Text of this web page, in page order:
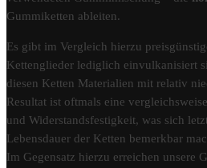
Gummiketten ableiten.
Es gibt im Vergleich hierzu
Kettenglieder lediglich einvulkanisiert
diesen Ketten Materialien mit relativ
Resultat ist oftmals eine
und Widerstandsfestigkeit, was sich
Lebensdauer der Ketten bemerkbar
Im Gegensatz hierzu erreichen unsere